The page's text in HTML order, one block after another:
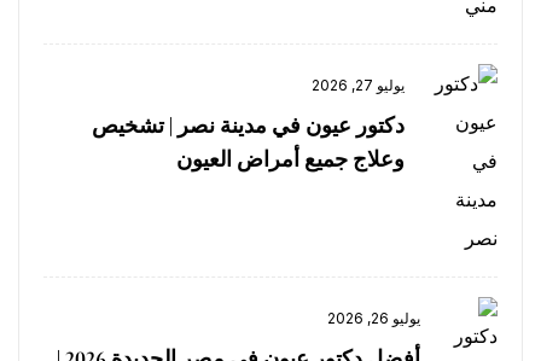
يوليو 27, 2026
دكتور عيون في مدينة نصر | تشخيص
وعلاج جميع أمراض العيون
يوليو 26, 2026